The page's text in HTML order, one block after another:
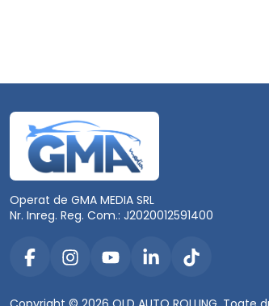
Operat de GMA MEDIA SRL
Nr. Inreg. Reg. Com.: J2020012591400